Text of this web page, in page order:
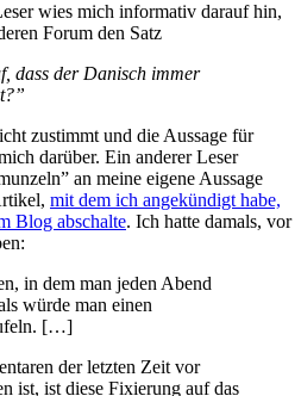
wies mich informativ darauf hin,
Forum den Satz
dass der Danisch immer
zustimmt und die Aussage für
darüber. Ein anderer Leser
an meine eigene Aussage
mit dem ich angekündigt habe,
Blog abschalte. Ich hatte damals, vor
in dem man jeden Abend
würde man einen
[…]
der letzten Zeit vor
ist, ist diese Fixierung auf das